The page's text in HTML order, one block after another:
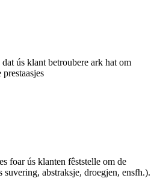
ús klant betroubere ark hat om
foar ús klanten fêststelle om de
abstraksje, droegjen, ensfh.).